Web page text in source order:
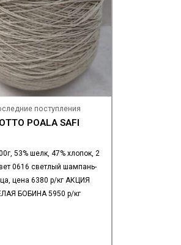
поступления
POALA SAFI
53% шелк, 47% хлопок, 2
0616 светлый шампань-
цена 6380 р/кг АКЦИЯ
БОБИНА 5950 р/кг